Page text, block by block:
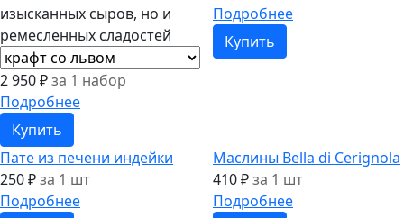
изысканных сыров, но и
ремесленных сладостей
2 950 ₽за 1 набор
Подробнее
Купить
Подробнее
Купить
Пате из печени индейки
250 ₽за 1 шт
Подробнее
Маслины Bella di Cerignola
410 ₽за 1 шт
Подробнее